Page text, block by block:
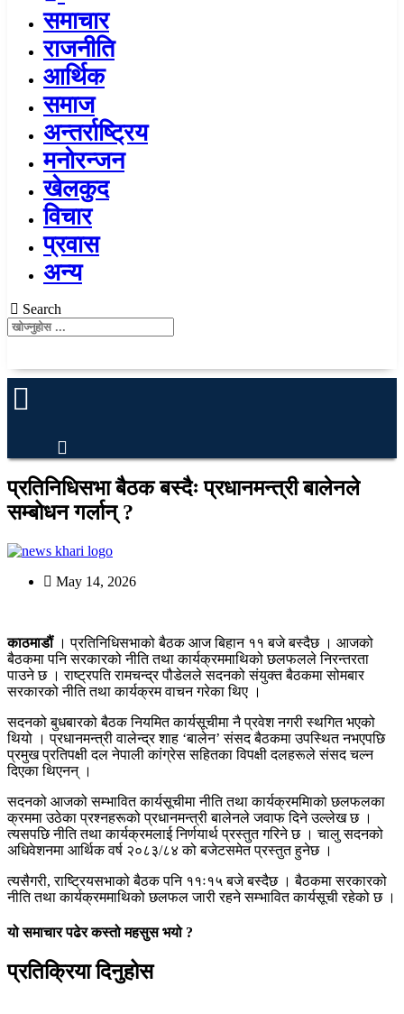
समाचार
राजनीति
आर्थिक
समाज
अन्तर्राष्ट्रिय
मनोरन्जन
खेलकुद
विचार
प्रवास
अन्य
Search
प्रतिनिधिसभा बैठक बस्दैः प्रधानमन्त्री बालेनले
सम्बोधन गर्लान् ?
May 14, 2026
काठमाडौं। प्रतिनिधिसभाको बैठक आज बिहान ११ बजे बस्दैछ । आजको
बैठकमा पनि सरकारको नीति तथा कार्यक्रममाथिको छलफलले निरन्तरता
पाउने छ । राष्ट्रपति रामचन्द्र पौडेलले सदनको संयुक्त बैठकमा सोमबार
सरकारको नीति तथा कार्यक्रम वाचन गरेका थिए ।
सदनको बुधबारको बैठक नियमित कार्यसूचीमा नै प्रवेश नगरी स्थगित भएको
थियो । प्रधानमन्त्री वालेन्द्र शाह ‘बालेन’ संसद बैठकमा उपस्थित नभएपछि
प्रमुख प्रतिपक्षी दल नेपाली कांग्रेस सहितका विपक्षी दलहरूले संसद चल्न
दिएका थिएनन् ।
सदनको आजको सम्भावित कार्यसूचीमा नीति तथा कार्यक्रममािको छलफलका
क्रममा उठेका प्रश्नहरूको प्रधानमन्त्री बालेनले जवाफ दिने उल्लेख छ ।
त्यसपछि नीति तथा कार्यक्रमलाई निर्णयार्थ प्रस्तुत गरिने छ । चालु सदनको
अधिवेशनमा आर्थिक वर्ष २०८३/८४ को बजेटसमेत प्रस्तुत हुनेछ ।
त्यसैगरी, राष्ट्रियसभाको बैठक पनि ११ः१५ बजे बस्दैछ । बैठकमा सरकारको
नीति तथा कार्यक्रममाथिको छलफल जारी रहने सम्भावित कार्यसूची रहेको छ ।
यो समाचार पढेर कस्तो महसुस भयो ?
प्रतिक्रिया दिनुहोस